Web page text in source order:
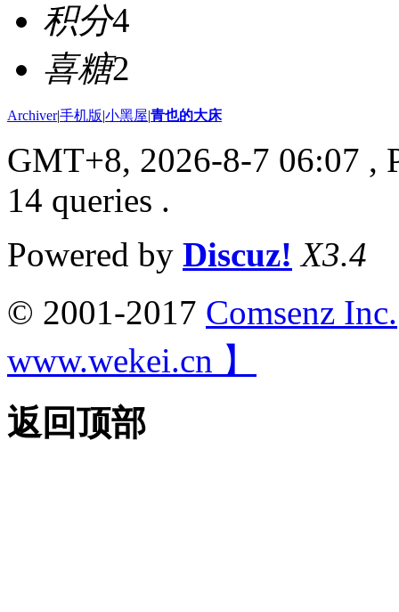
积分4
喜糖2
Archiver|手机版|小黑屋|青也的大床
GMT+8, 2026-8-7 06:07 ,
14 queries .
Powered by Discuz! X3.4
© 2001-2017 Comsenz Inc.
www.wekei.cn 】
返回顶部